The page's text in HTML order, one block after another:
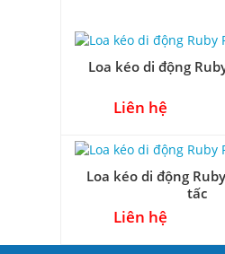
Loa kéo di động
Liên hệ
Loa kéo di động
tấc
Liên hệ